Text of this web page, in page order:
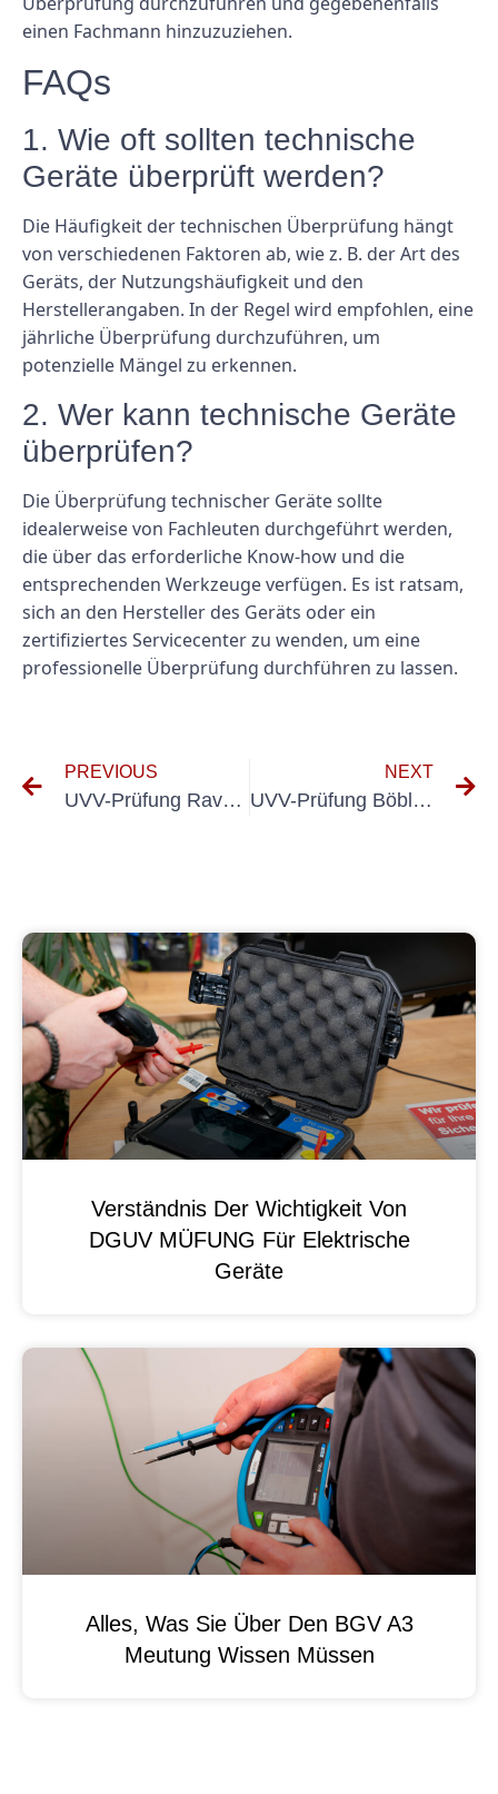
einen Fachmann hinzuzuziehen.
FAQs
1. Wie oft sollten technische
Geräte überprüft werden?
Die Häufigkeit der technischen Überprüfung hängt
von verschiedenen Faktoren ab, wie z. B. der Art des
Geräts, der Nutzungshäufigkeit und den
Herstellerangaben. In der Regel wird empfohlen, eine
jährliche Überprüfung durchzuführen, um
potenzielle Mängel zu erkennen.
2. Wer kann technische Geräte
überprüfen?
Die Überprüfung technischer Geräte sollte
idealerweise von Fachleuten durchgeführt werden,
die über das erforderliche Know-how und die
entsprechenden Werkzeuge verfügen. Es ist ratsam,
sich an den Hersteller des Geräts oder ein
zertifiziertes Servicecenter zu wenden, um eine
professionelle Überprüfung durchführen zu lassen.
PREVIOUS
UVV-Prüfung Ravensburg
NEXT
UVV-Prüfung Böblingen
Verständnis Der Wichtigkeit Von
DGUV MÜFUNG Für Elektrische
Geräte
Alles, Was Sie Über Den BGV A3
Meutung Wissen Müssen